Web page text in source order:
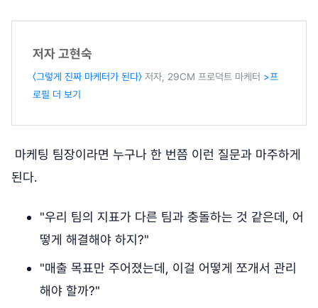
저자 고현숙
〈그렇게 진짜 마케터가 된다〉 저자, 29CM 프로덕트 마케터 >프
로필 더 보기
마케팅 팀장이라면 누구나 한 번쯤 이런 질문과 마주하게
된다.
"우리 팀의 지표가 다른 팀과 충돌하는 것 같은데, 어
떻게 해결해야 하지?"
"매출 목표만 주어졌는데, 이걸 어떻게 쪼개서 관리
해야 할까?"